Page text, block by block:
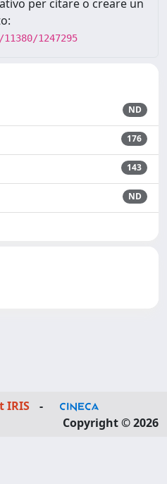
per citare o creare un
1247295
ND
176
143
ND
IRIS
-
Copyright © 2026